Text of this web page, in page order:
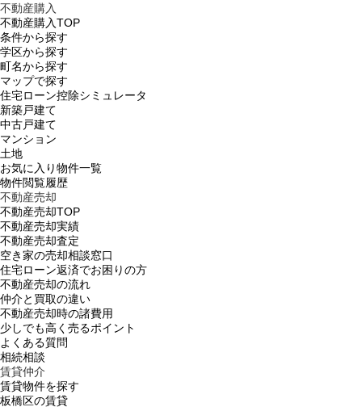
不動産購入
不動産購入TOP
条件から探す
学区から探す
町名から探す
マップで探す
住宅ローン控除シミュレータ
新築戸建て
中古戸建て
マンション
土地
お気に入り物件一覧
物件閲覧履歴
不動産売却
不動産売却TOP
不動産売却実績
不動産売却査定
空き家の売却相談窓口
住宅ローン返済でお困りの方
不動産売却の流れ
仲介と買取の違い
不動産売却時の諸費用
少しでも高く売るポイント
よくある質問
相続相談
賃貸仲介
賃貸物件を探す
板橋区の賃貸